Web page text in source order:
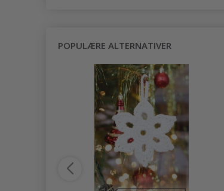
POPULÆRE ALTERNATIVER